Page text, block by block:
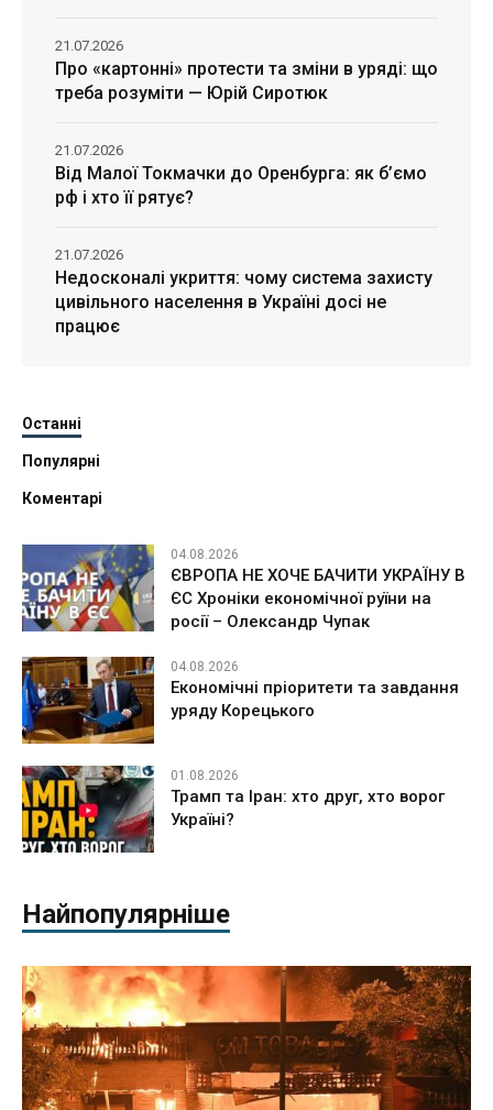
Про «картонні» протести та зміни в уряді: що
треба розуміти — Юрій Сиротюк
21.07.2026
Від Малої Токмачки до Оренбурга: як б’ємо
рф і хто її рятує?
21.07.2026
Недосконалі укриття: чому система захисту
цивільного населення в Україні досі не
працює
21.07.2026
Останні
Популярні
Коментарі
04.08.2026
ЄВРОПА НЕ ХОЧЕ БАЧИТИ УКРАЇНУ В
ЄС Хроніки економічної руїни на
росії – Олександр Чупак
04.08.2026
Економічні пріоритети та завдання
уряду Корецького
01.08.2026
Трамп та Іран: хто друг, хто ворог
Україні?
Найпопулярніше